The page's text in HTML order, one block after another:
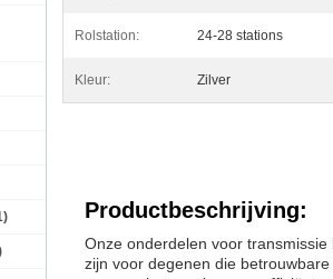
Rolstation: 24-28 stations
Kleur: Zilver
Productbeschrijving:
Onze onderdelen voor
zijn voor degenen die